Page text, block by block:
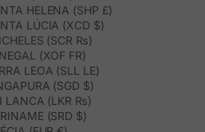
HELENA (SHP £)
LÚCIA (XCD $)
(SCR ₨)
(XOF FR)
LEOA (SLL LE)
(SGD $)
LANCA (LKR ₨)
(SRD $)